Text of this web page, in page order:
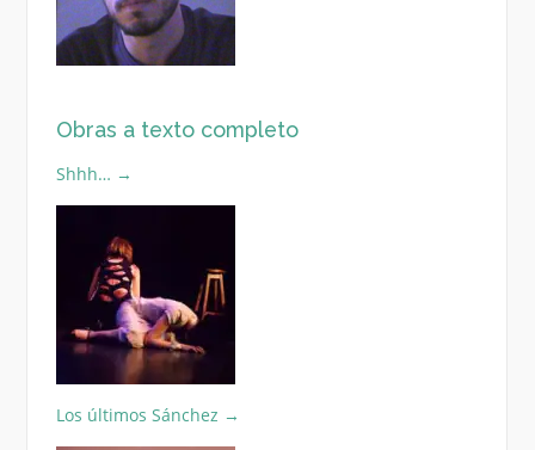
Obras a texto completo
Shhh… →
Los últimos Sánchez →